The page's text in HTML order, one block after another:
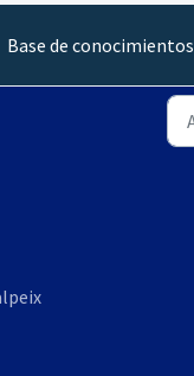
Base de conocimientos